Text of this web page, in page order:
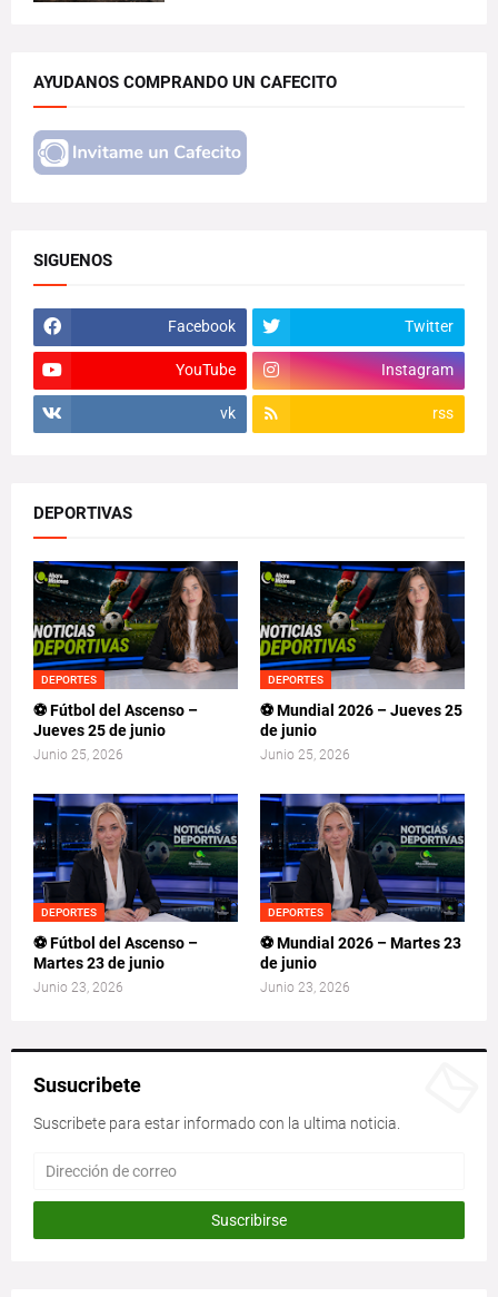
AYUDANOS COMPRANDO UN CAFECITO
SIGUENOS
Facebook Twitter
YouTube Instagram
vk rss
DEPORTIVAS
DEPORTES
⚽ Fútbol del Ascenso –
Jueves 25 de junio
Junio 25, 2026
DEPORTES
⚽ Mundial 2026 – Jueves 25
de junio
Junio 25, 2026
DEPORTES
⚽ Fútbol del Ascenso –
Martes 23 de junio
Junio 23, 2026
DEPORTES
⚽ Mundial 2026 – Martes 23
de junio
Junio 23, 2026
Susucribete
Suscribete para estar informado con la ultima noticia.